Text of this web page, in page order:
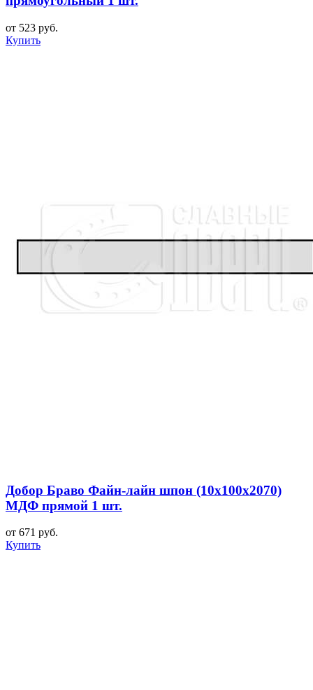
от 523 руб.
Купить
Добор Браво Файн-лайн шпон (10х100х2070)
МДФ прямой 1 шт.
от 671 руб.
Купить